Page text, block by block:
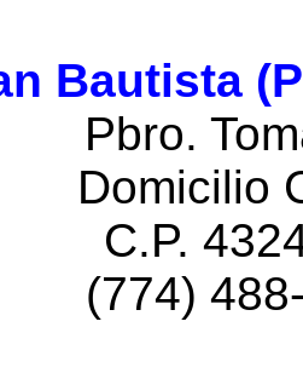
Bautista
Domicilio
(774) 488-